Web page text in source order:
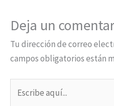
Deja un
Tu dirección de correo
campos obligatorios están
aquí...